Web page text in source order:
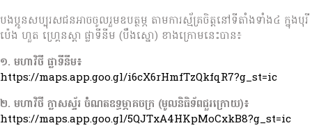
បងប្អូនសប្បុរសជនអាចចូលរួមឧបត្ថម្ភ តាមការស្ម័គ្រចិត្តនៅទីតាំងទាំង៤ ក្នុងបុរី
ប៉េង ហួត ហ្គ្រេនស្តា ផ្លាទីនីម (បឹងស្នោ) ខាងក្រោមនេះបាន៖
១. មហាវិថី ផ្លាទីនីម៖
https://maps.app.goo.gl/i6cX6rHmfTzQkfqR7?g_st=ic
២. មហាវិថី ក្លាសស្ទ័រ ចំណតឧទ្ធម្ភាគចក្រ (មូលនិធិទ័ពជួរក្រោយ)៖
https://maps.app.goo.gl/5QJTxA4HKpMoCxkB8?g_st=ic